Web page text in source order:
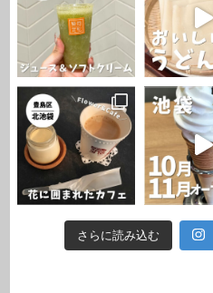
さらに読み込む